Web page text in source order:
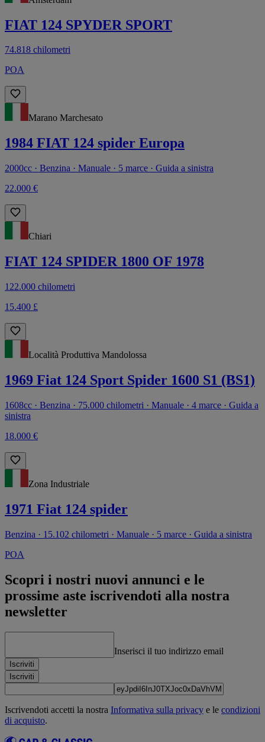
FIAT 124 SPYDER SPORT
74.818 chilometri
POA
Marano Marchesato
1984 FIAT 124 spider Europa
2000cc · Benzina · Manuale · 5 marce · Guida a sinistra
22.000 €
Chiari
FIAT 124 SPIDER 1800 OF 1978
122.000 chilometri
15.400 £
Località Produttiva Mandolossa
1969 Fiat 124 Sport Spider 1600 S1 (BS1)
1608cc · Benzina · 75.000 chilometri · Manuale · 4 marce · Guida a
sinistra
18.000 €
Zona Industriale
1971 Fiat 124 spider
Benzina · 15.102 chilometri · Manuale · 5 marce · Guida a sinistra
POA
Scopri i nostri nuovi annunci e le
prossime aste iscrivendoti alla nostra
newsletter
Inserisci il tuo indirizzo email
Iscriviti
Iscriviti
Iscrivendoti accetti la nostra Informativa sulla privacy e le condizioni
di acquisto.